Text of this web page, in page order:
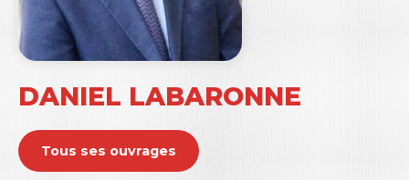
DANIEL LABARONNE
Tous ses ouvrages